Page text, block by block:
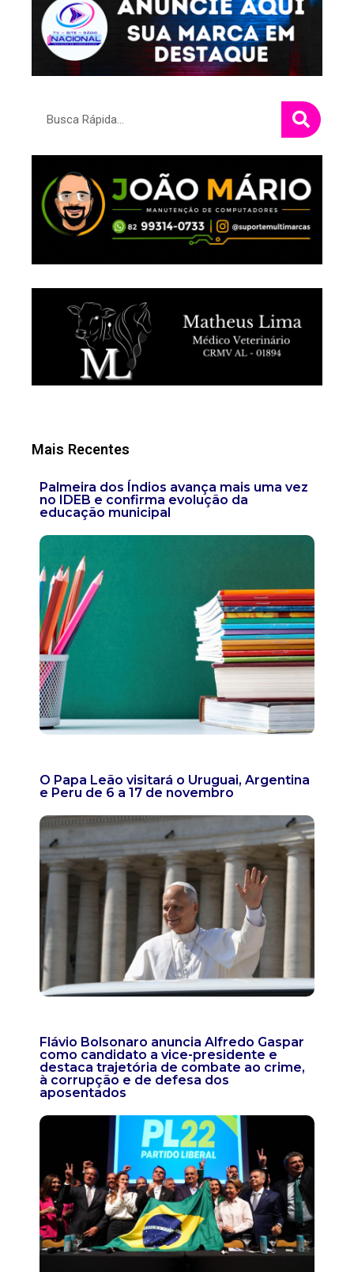
Mais Recentes
Palmeira dos Índios avança mais uma vez
no IDEB e confirma evolução da
educação municipal
O Papa Leão visitará o Uruguai, Argentina
e Peru de 6 a 17 de novembro
Flávio Bolsonaro anuncia Alfredo Gaspar
como candidato a vice-presidente e
destaca trajetória de combate ao crime,
à corrupção e de defesa dos
aposentados